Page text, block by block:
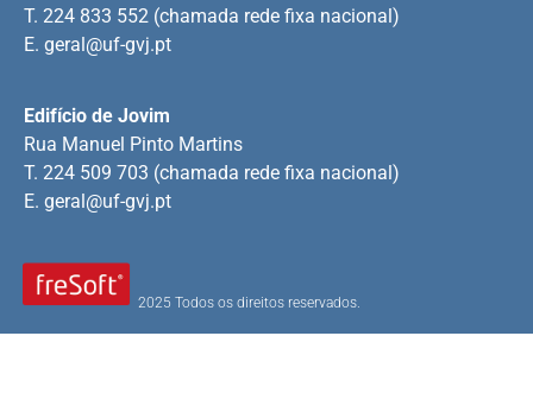
2025 Todos os direitos reservados.
Edifício de Jovim
Rua Manuel Pinto Martins
T. 224 509 703 (chamada rede fixa nacional)
E. geral@uf-gvj.pt
T. 224 833 552 (chamada rede fixa nacional)
E. geral@uf-gvj.pt